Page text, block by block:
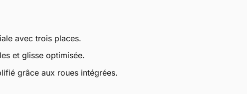
avec trois places.
et glisse optimisée.
grâce aux roues intégrées.